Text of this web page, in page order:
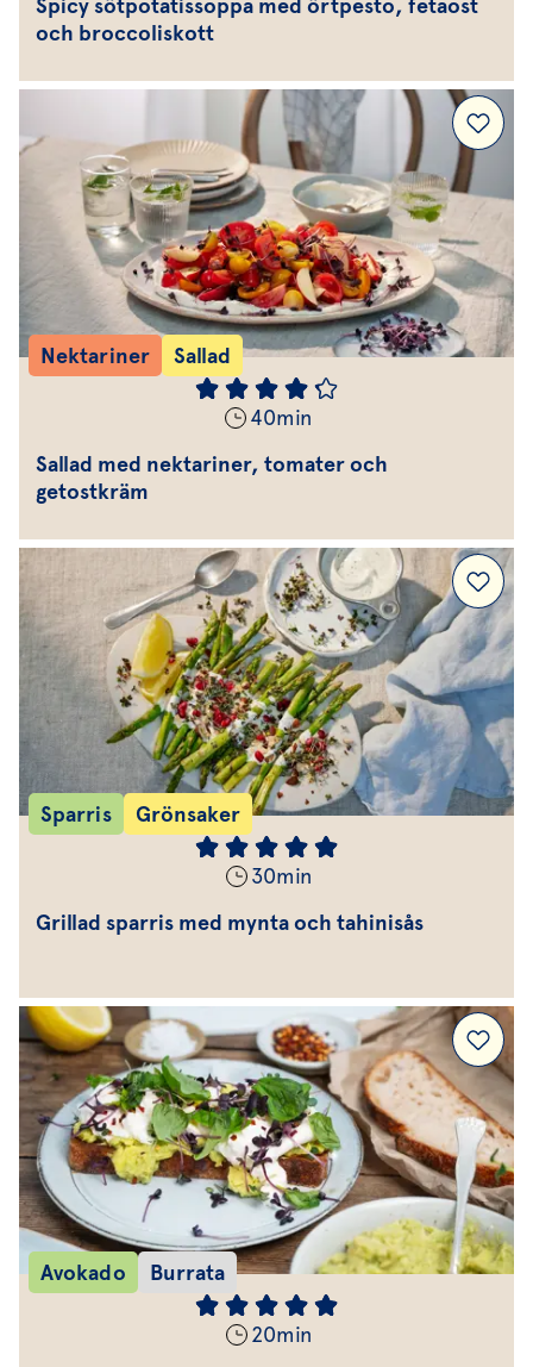
Spicy sötpotatissoppa med örtpesto, fetaost
och broccoliskott
Nektariner Sallad
40min
Sallad med nektariner, tomater och
getostkräm
Sparris Grönsaker
30min
Grillad sparris med mynta och tahinisås
Avokado Burrata
20min